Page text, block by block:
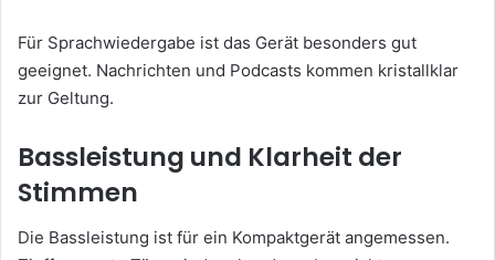
Für Sprachwiedergabe ist das Gerät besonders gut
geeignet. Nachrichten und Podcasts kommen kristallklar
zur Geltung.
Bassleistung und Klarheit der
Stimmen
Die Bassleistung ist für ein Kompaktgerät angemessen.